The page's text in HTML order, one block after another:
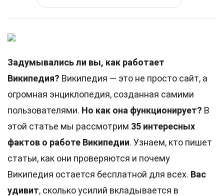
Задумывались ли вы, как работает
Википедия? Википедия — это не просто сайт, а
огромная энциклопедия, созданная самими
пользователями. Но как она функционирует? В
этой статье мы рассмотрим 35 интересных
фактов о работе Википедии. Узнаем, кто пишет
статьи, как они проверяются и почему
Википедия остается бесплатной для всех. Вас
удивит, сколько усилий вкладывается в